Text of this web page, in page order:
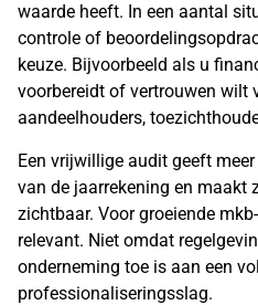
waarde heeft. In een aantal
controle of
keuze. Bijvoorbeeld als u
voorbereidt of vertrouwen wilt
aandeelhouders,
Een vrijwillige audit geeft
van de jaarrekening en maakt
zichtbaar. Voor groeiende
relevant. Niet omdat
onderneming toe is aan een
professionaliseringsslag.